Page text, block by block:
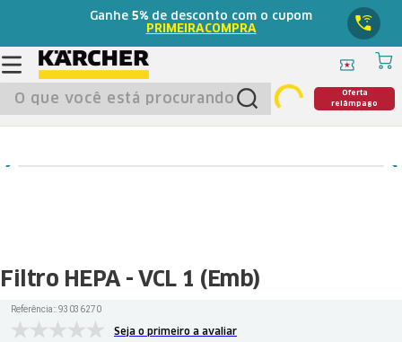
Ganhe 5% de desconto com o cupom
PRIMEIRACOMPRA
O que você está procurando?
Oferta
relâmpago
Filtro HEPA - VCL 1 (Emb)
Referência::93036270
Seja o primeiro a avaliar